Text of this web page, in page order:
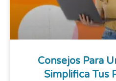
Consejos Para
Simplifica Tus